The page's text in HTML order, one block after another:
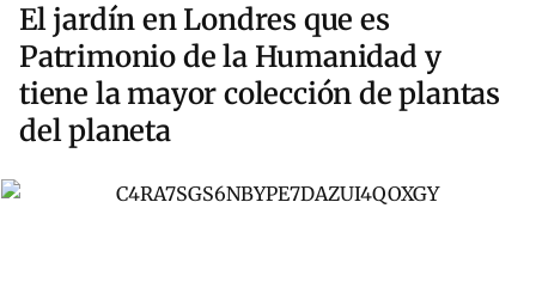
El jardín en Londres que es
Patrimonio de la Humanidad y
tiene la mayor colección de plantas
del planeta